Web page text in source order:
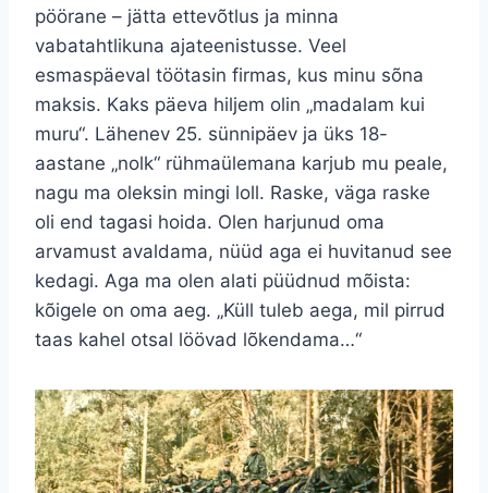
pöörane – jätta ettevõtlus ja minna
vabatahtlikuna ajateenistusse. Veel
esmaspäeval töötasin firmas, kus minu sõna
maksis. Kaks päeva hiljem olin „madalam kui
muru“. Lähenev 25. sünnipäev ja üks 18-
aastane „nolk“ rühmaülemana karjub mu peale,
nagu ma oleksin mingi loll. Raske, väga raske
oli end tagasi hoida. Olen harjunud oma
arvamust avaldama, nüüd aga ei huvitanud see
kedagi. Aga ma olen alati püüdnud mõista:
kõigele on oma aeg. „Küll tuleb aega, mil pirrud
taas kahel otsal löövad lõkendama…“